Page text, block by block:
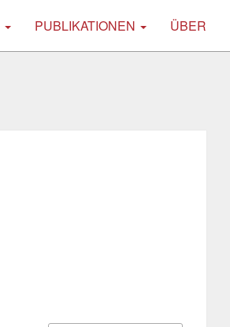
PUBLIKATIONEN ÜBER